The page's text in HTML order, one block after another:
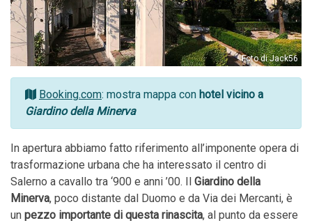
Foto di Jack56
Booking.com: mostra mappa con hotel vicino a
Giardino della Minerva
In apertura abbiamo fatto riferimento all’imponente opera di
trasformazione urbana che ha interessato il centro di
Salerno a cavallo tra ‘900 e anni ’00. Il Giardino della
Minerva, poco distante dal Duomo e da Via dei Mercanti, è
un pezzo importante di questa rinascita, al punto da essere